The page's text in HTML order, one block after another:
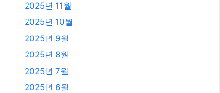
2025년 11월
2025년 10월
2025년 9월
2025년 8월
2025년 7월
2025년 6월